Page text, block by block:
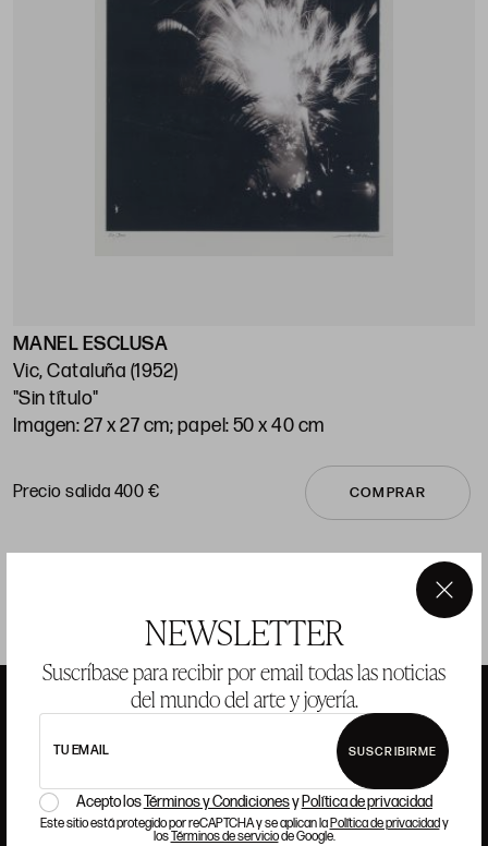
NEWSLETTER
Suscríbase para recibir por email todas las noticias
del mundo del arte y joyería.
TU EMAIL SUSCRIBIRME
Acepto losTérminos y Condicionesy Política de privacidad
Este sitio está protegido por reCAPTCHA y se aplican laPolítica de privacidady
losTérminos de serviciode Google.
×
MANEL ESCLUSA
Vic, Cataluña (1952)
"Sin título"
Imagen: 27 x 27 cm; papel: 50 x 40 cm
Precio salida 400 € COMPRAR
ANSORENA
HISTORIA
ANSORENA